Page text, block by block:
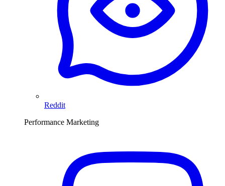
Reddit
Performance Marketing